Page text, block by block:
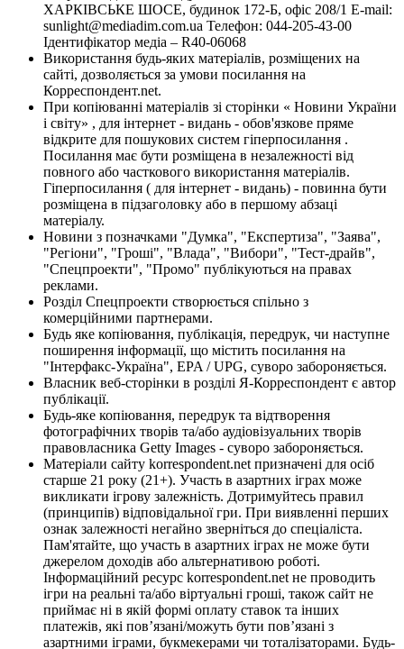
ХАРКІВСЬКЕ ШОСЕ, будинок 172-Б, офіс 208/1 E-mail:
sunlight@mediadim.com.ua Телефон: 044-205-43-00
Ідентифікатор медіа – R40-06068
Використання будь-яких матеріалів, розміщених на
сайті, дозволяється за умови посилання на
Корреспондент.net.
При копіюванні матеріалів зі сторінки « Новини України
і світу» , для інтернет - видань - обов'язкове пряме
відкрите для пошукових систем гіперпосилання .
Посилання має бути розміщена в незалежності від
повного або часткового використання матеріалів.
Гіперпосилання ( для інтернет - видань) - повинна бути
розміщена в підзаголовку або в першому абзаці
матеріалу.
Новини з позначками "Думка", "Експертиза", "Заява",
"Регіони", "Гроші", "Влада", "Вибори", "Тест-драйв",
"Спецпроекти", "Промо" публікуються на правах
реклами.
Розділ Спецпроекти створюється спільно з
комерційними партнерами.
Будь яке копіювання, публікація, передрук, чи наступне
поширення інформації, що містить посилання на
"Інтерфакс-Україна", EPA / UPG, суворо забороняється.
Власник веб-сторінки в розділі Я-Корреспондент є автор
публікації.
Будь-яке копіювання, передрук та відтворення
фотографічних творів та/або аудіовізуальних творів
правовласника Getty Images - суворо забороняється.
Матеріали сайту korrespondent.net призначені для осіб
старше 21 року (21+). Участь в азартних іграх може
викликати ігрову залежність. Дотримуйтесь правил
(принципів) відповідальної гри. При виявленні перших
ознак залежності негайно зверніться до спеціаліста.
Пам'ятайте, що участь в азартних іграх не може бути
джерелом доходів або альтернативою роботі.
Інформаційний ресурс korrespondent.net не проводить
ігри на реальні та/або віртуальні гроші, також сайт не
приймає ні в якій формі оплату ставок та інших
платежів, які пов’язані/можуть бути пов’язані з
азартними іграми, букмекерами чи тоталізаторами. Будь-